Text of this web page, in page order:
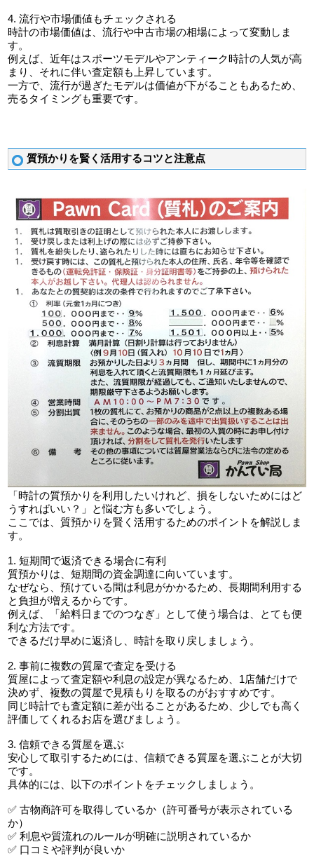
4. 流行や市場価値もチェックされる
時計の市場価値は、流行や中古市場の相場によって変動しま
す。
例えば、近年はスポーツモデルやアンティーク時計の人気が高
まり、それに伴い査定額も上昇しています。
一方で、流行が過ぎたモデルは価値が下がることもあるため、
売るタイミングも重要です。
質預かりを賢く活用するコツと注意点
「時計の質預かりを利用したいけれど、損をしないためにはど
うすればいい？」と悩む方も多いでしょう。
ここでは、質預かりを賢く活用するためのポイントを解説しま
す。
1. 短期間で返済できる場合に有利
質預かりは、短期間の資金調達に向いています。
なぜなら、預けている間は利息がかかるため、長期間利用する
と負担が増えるからです。
例えば、「給料日までのつなぎ」として使う場合は、とても便
利な方法です。
できるだけ早めに返済し、時計を取り戻しましょう。
2. 事前に複数の質屋で査定を受ける
質屋によって査定額や利息の設定が異なるため、1店舗だけで
決めず、複数の質屋で見積もりを取るのがおすすめです。
同じ時計でも査定額に差が出ることがあるため、少しでも高く
評価してくれるお店を選びましょう。
3. 信頼できる質屋を選ぶ
安心して取引するためには、信頼できる質屋を選ぶことが大切
です。
具体的には、以下のポイントをチェックしましょう。
✅ 古物商許可を取得しているか（許可番号が表示されている
か）
✅ 利息や質流れのルールが明確に説明されているか
✅ 口コミや評判が良いか